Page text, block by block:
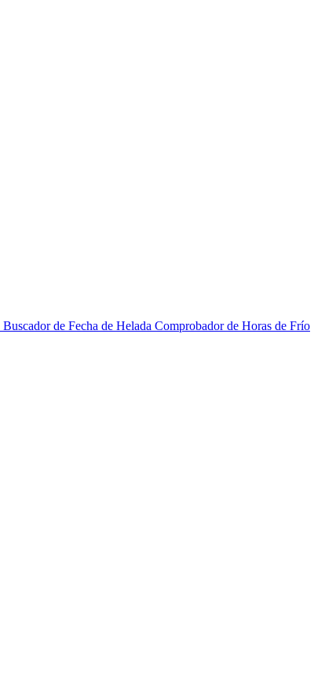
Buscador de Fecha de Helada Comprobador de Horas de Frío